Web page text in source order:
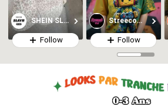
SHEIN SLAYR KIDS
Follow
Streecool Kids
Follow